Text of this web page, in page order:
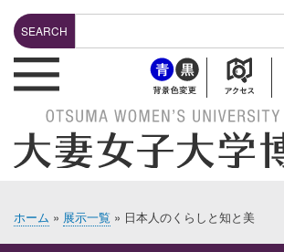
メ
ン
テ
ツ
に
動
検索
SEARCH
header-bottuns
パ
ホーム 展示一覧 日本人のくらしと知と美